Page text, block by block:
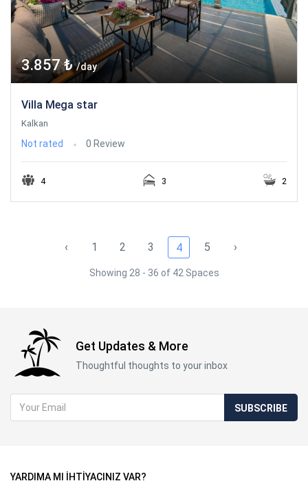
3.857 ₺/day
Villa Mega star
Kalkan
Not rated 0 Review
4 3 2
‹ 1 2 3 4 5 ›
Showing 28 - 36 of 42 Spaces
Get Updates & More
Thoughtful thoughts to your inbox
SUBSCRIBE
YARDIMA MI İHTİYACINIZ VAR?